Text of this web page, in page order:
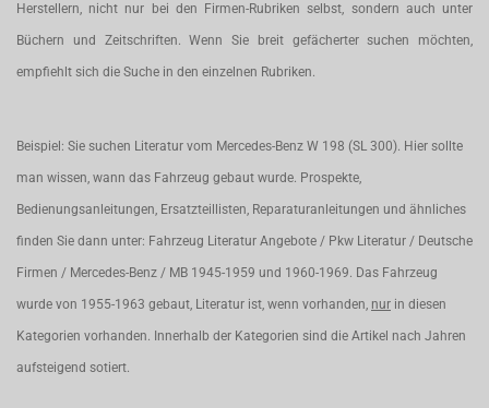
Herstellern, nicht nur bei den Firmen-Rubriken selbst, sondern auch unter
Büchern und Zeitschriften. Wenn Sie breit gefächerter suchen möchten,
empfiehlt sich die Suche in den einzelnen Rubriken.
Beispiel: Sie suchen Literatur vom Mercedes-Benz W 198 (SL 300). Hier sollte
man wissen, wann das Fahrzeug gebaut wurde. Prospekte,
Bedienungsanleitungen, Ersatzteillisten, Reparaturanleitungen und ähnliches
finden Sie dann unter: Fahrzeug Literatur Angebote / Pkw Literatur / Deutsche
Firmen / Mercedes-Benz / MB 1945-1959 und 1960-1969. Das Fahrzeug
wurde von 1955-1963 gebaut, Literatur ist, wenn vorhanden, nur in diesen
Kategorien vorhanden. Innerhalb der Kategorien sind die Artikel nach Jahren
aufsteigend sotiert.